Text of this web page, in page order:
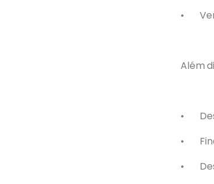
•
Além
•
•
•